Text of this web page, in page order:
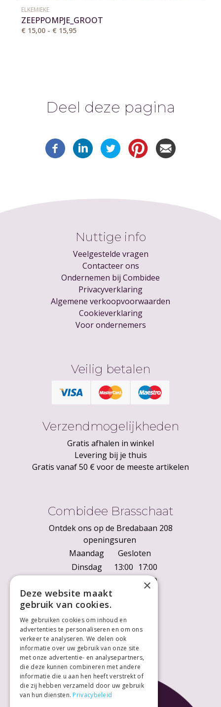
ELKEMIEKE
ZEEPPOMPJE_GROOT
€ 15,00 - € 15,95
Deel deze pagina
Nuttige info
Veelgestelde vragen
Contacteer ons
Ondernemen bij Combidee
Privacyverklaring
Algemene verkoopvoorwaarden
Cookieverklaring
Voor ondernemers
Veilig betalen
Verzendmogelijkheden
Gratis afhalen in winkel
Levering bij je thuis
Gratis vanaf 50 € voor de meeste artikelen
Combidee Brasschaat
Ontdek ons op de Bredabaan 208
openingsuren
Maandag
Gesloten
Dinsdag
13:00 17:00
18:00
Donderdag
Vrijdag
Zaterdag
10:00
Zondag
Gesloten
×
Deze website maakt
gebruik van cookies.
We gebruiken cookies om inhoud en
advertenties te personaliseren en om ons
verkeer te analyseren. We delen ook
informatie over uw gebruik van onze site
met onze advertentie- en analysepartners,
die deze kunnen combineren met andere
informatie die u aan hen heeft verstrekt of
die zij hebben verzameld door uw gebruik
van hun diensten. Privacybeleid